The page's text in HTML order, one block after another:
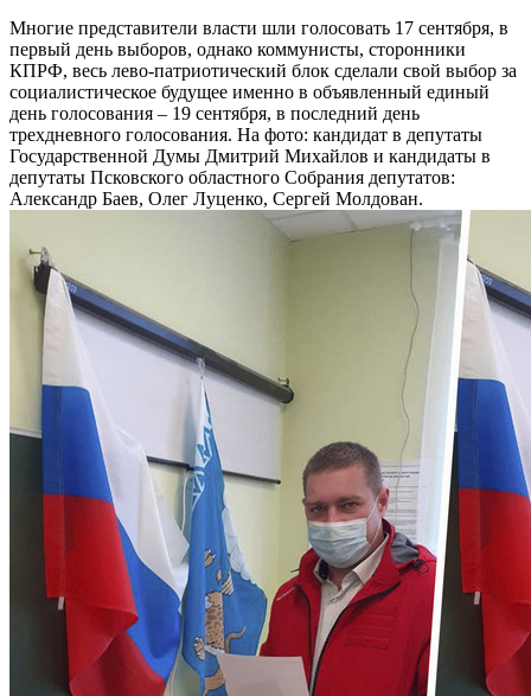
Многие представители власти шли голосовать 17 сентября, в
первый день выборов, однако коммунисты, сторонники
КПРФ, весь лево-патриотический блок сделали свой выбор за
социалистическое будущее именно в объявленный единый
день голосования – 19 сентября, в последний день
трехдневного голосования. На фото: кандидат в депутаты
Государственной Думы Дмитрий Михайлов и кандидаты в
депутаты Псковского областного Собрания депутатов:
Александр Баев, Олег Луценко, Сергей Молдован.